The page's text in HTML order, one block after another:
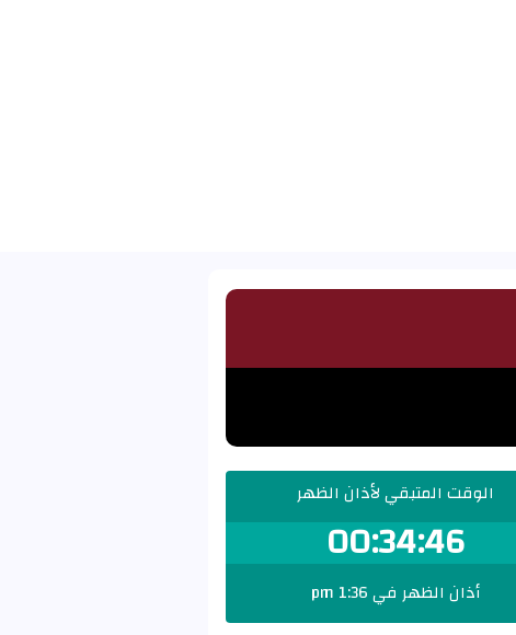
الوقت المتبقي لأذان الظهر
00:34:45
أذان الظهر في 1:36 pm